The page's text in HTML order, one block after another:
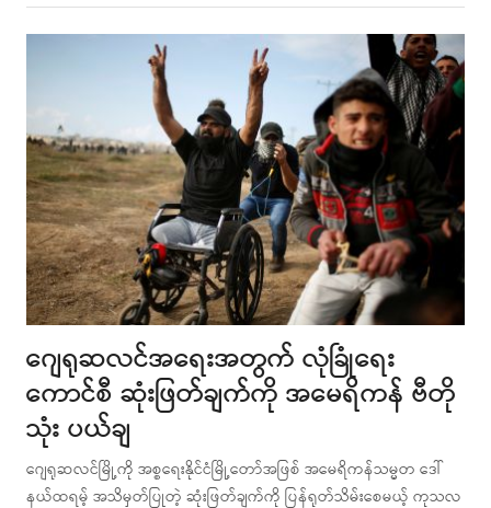
ဂျေရုဆလင်အရေးအတွက် လုံခြုံရေး
ကောင်စီ ဆုံးဖြတ်ချက်ကို အမေရိကန် ဗီတို
သုံး ပယ်ချ
ဂျေရုဆလင်မြို့ကို အစ္စရေးနိုင်ငံမြို့တော်အဖြစ် အမေရိကန်သမ္မတ ဒေါ်
နယ်ထရမ့် အသိမှတ်ပြုတဲ့ ဆုံးဖြတ်ချက်ကို ပြန်ရုတ်သိမ်းစေမယ့် ကုသလ